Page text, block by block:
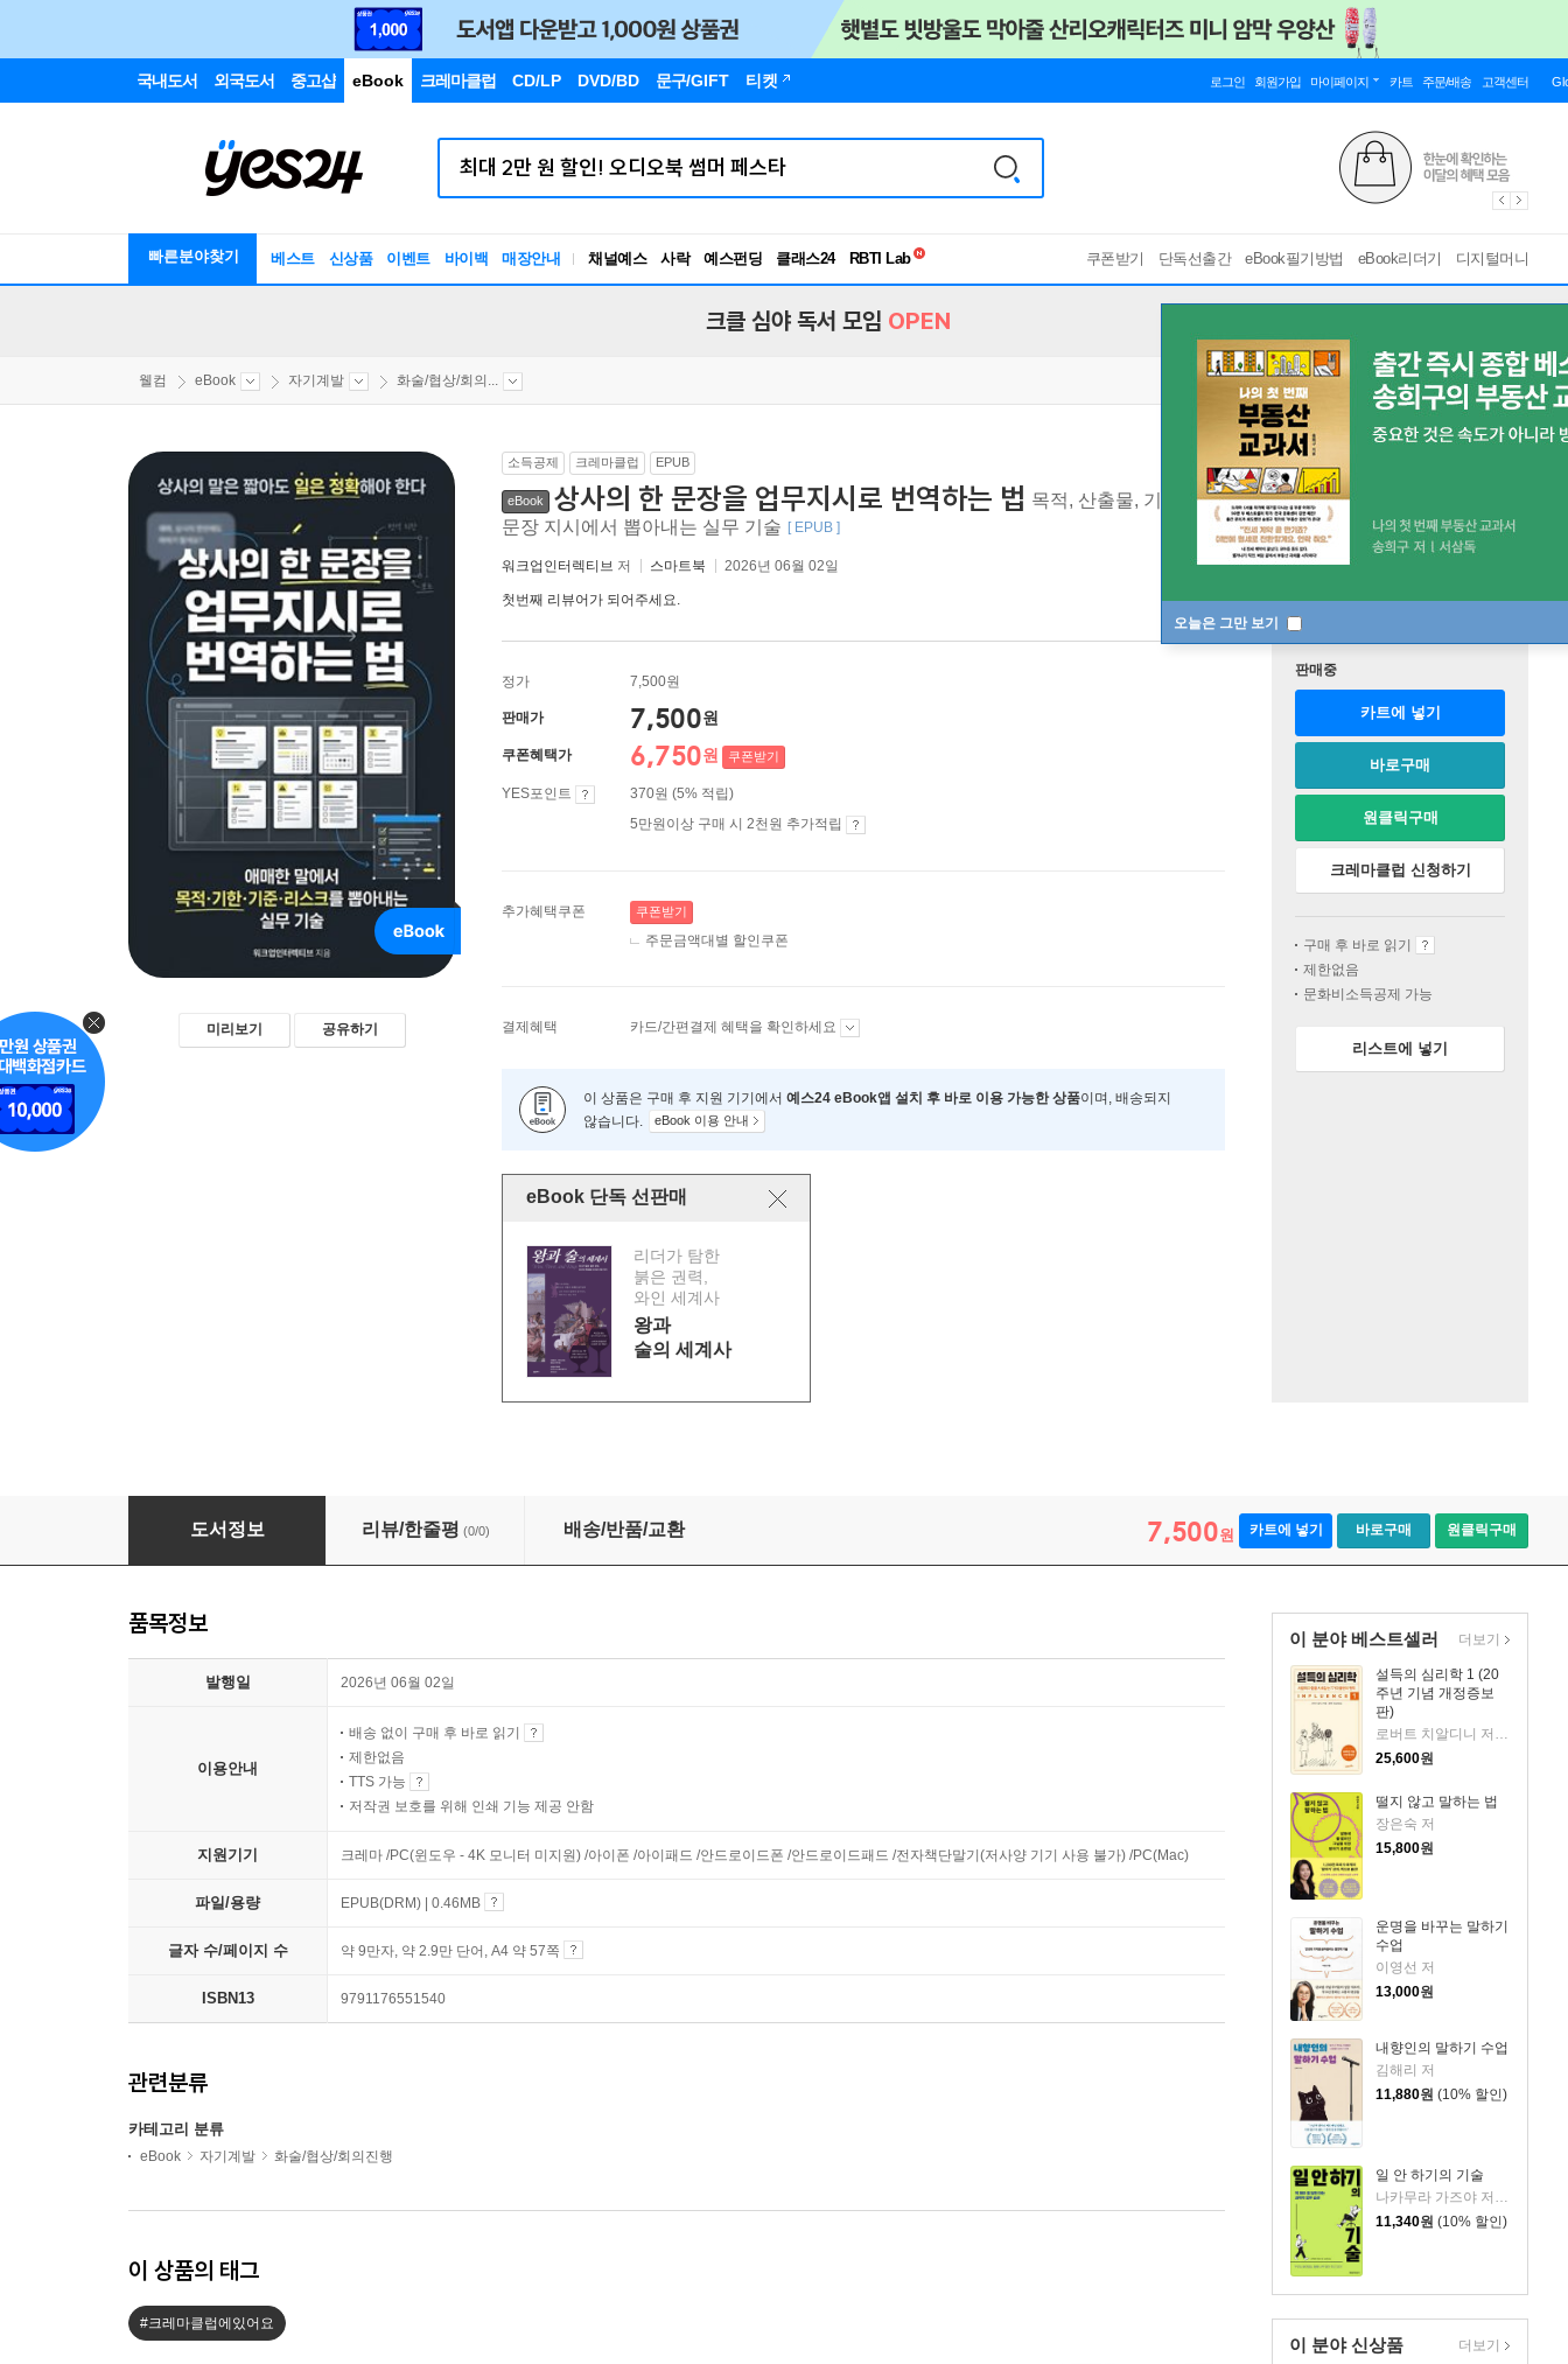
국내도서 외국도서 중고샵 eBook 크레마클럽 CD/LP DVD/BD 문구/GIFT 티켓 로그인 회원가입 마이페이지 카트 주문/배송 고객센터
빠른분야찾기 베스트 신상품 이벤트 바이백 매장안내 채널예스 사락 예스펀딩 클래스24
독서유형검사
쿠폰받기 단독선출간 eBook필기방법 eBook리더기 디지털머니
오늘은 그만 보기
크클 심야 독서 모임 OPEN
웰컴 eBook 자기계발 화술/협상/회의...
미리보기 공유하기
소득공제 크레마클럽 EPUB
eBook 상사의 한 문장을 업무지시로 번역하는 법 목적, 산출물, 기한, 기준, 우선순위, 리스크, 보고 방식을 한
문장 지시에서 뽑아내는 실무 기술 [ EPUB ]
워크업인터렉티브 저 스마트북 2026년 06월 02일
첫번째 리뷰어가 되어주세요.
정가 7,500원
판매가 7,500원
쿠폰혜택가 6,750원 쿠폰받기
YES포인트
370원 (5% 적립)
5만원이상 구매 시 2천원 추가적립
추가혜택쿠폰 쿠폰받기
주문금액대별 할인쿠폰
결제혜택 카드/간편결제 혜택을 확인하세요
이 상품은 구매 후 지원 기기에서 예스24 eBook앱 설치 후 바로 이용 가능한 상품이며, 배송되지
않습니다.
eBook 이용 안내
eBook 단독 선판매
리더가 탐한
붉은 권력,
와인 세계사
왕과
술의 세계사
판매중
카트에 넣기
바로구매
원클릭구매
크레마클럽 신청하기
구매 후 바로 읽기
제한없음
문화비소득공제 가능
리스트에 넣기
상사의 한 문장을 업무지시로 번역하는 법
도서정보 리뷰/한줄평 (0/0) 배송/반품/교환 7,500원 카트에 넣기 바로구매 원클릭구매
이 분야 베스트셀러
설득의 심리학 1 (20
주년 기념 개정증보
판)
로버트 치알디니 저/황혜숙,임상훈 공역
25,600원
떨지 않고 말하는 법
장은숙 저
15,800원
운명을 바꾸는 말하기
수업
이영선 저
13,000원
내향인의 말하기 수업
김해리 저
11,880원 (10% 할인)
일 안 하기의 기술
나카무라 가즈야 저/김수빈 역
11,340원 (10% 할인)
더보기
이 분야 신상품 더보기
품목정보
발행일 2026년 06월 02일
이용안내
배송 없이 구매 후 바로 읽기
제한없음
TTS 가능
저작권 보호를 위해 인쇄 기능 제공 안함
지원기기 크레마 /PC(윈도우 - 4K 모니터 미지원) /아이폰 /아이패드 /안드로이드폰 /안드로이드패드 /전자책단말기(저사양 기기 사용 불가) /PC(Mac)
파일/용량 EPUB(DRM) | 0.46MB
글자 수/페이지 수 약 9만자, 약 2.9만 단어, A4 약 57쪽
ISBN13 9791176551540
관련분류
카테고리 분류
eBook 자기계발 화술/협상/회의진행
이 상품의 태그
#크레마클럽에있어요